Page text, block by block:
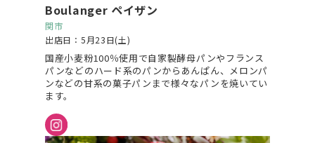
Boulanger ペイザン
関市
出店日：5月23日(土)
国産小麦粉100％使用で自家製酵母パンやフランス
パンなどのハード系のパンからあんぱん、メロンパ
ンなどの甘系の菓子パンまで様々なパンを焼いてい
ます。